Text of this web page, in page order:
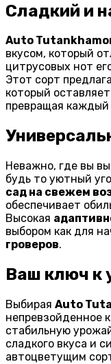
Сладкий и
Auto
вкусом, который
цитрусовых нот
Этот сорт
который оставляет
превращая
Неважно, где вы
будь то уютный
сад на свежем
обеспечивает
Высокая
выбором как для
гроверов.
Ваш ключ к
Выбирая Auto
непревзойденное
стабильную
сладкого вкуса и
автоцветущим